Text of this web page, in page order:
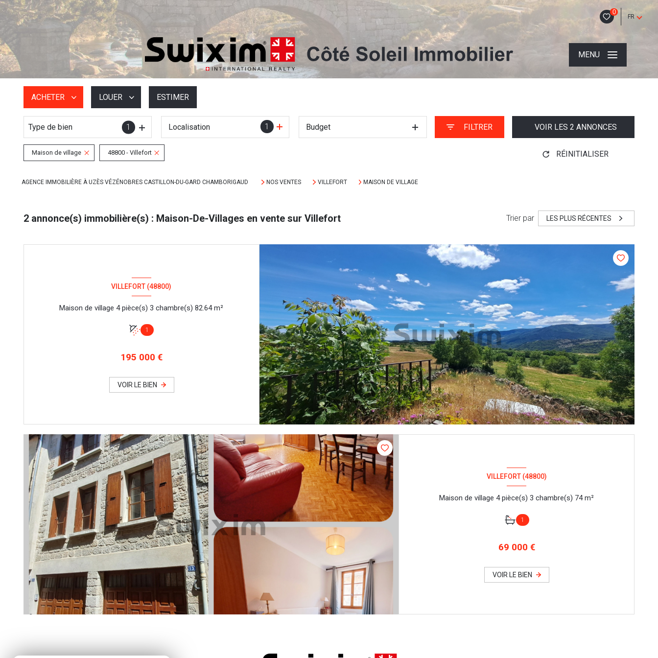
0
FR
MENU
ACHETER
De l'ancien
De l'immo pro
LOUER
à l'année
De l'immo pro
ESTIMER
Type de bien 1 1
Localisation Budget FILTRER VOIR LES 2 ANNONCES
Maison de village 48800 - Villefort RÉINITIALISER
AGENCE IMMOBILIÈRE À UZÈS VÉZÉNOBRES CASTILLON-DU-GARD CHAMBORIGAUD NOS VENTES VILLEFORT MAISON DE VILLAGE
2 annonce(s) immobilière(s) : Maison-De-Villages en vente sur Villefort Trier par LES PLUS RÉCENTES
VILLEFORT (48800)
Maison de village 4 pièce(s) 3 chambre(s) 82.64 m²
1
195 000 €
VOIR LE BIEN
VILLEFORT (48800)
Maison de village 4 pièce(s) 3 chambre(s) 74 m²
1
69 000 €
VOIR LE BIEN